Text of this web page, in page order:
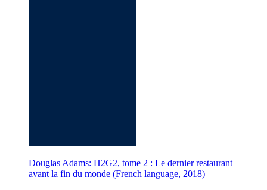
Douglas Adams: H2G2, tome 2 : Le dernier restaurant
avant la fin du monde (French language, 2018)